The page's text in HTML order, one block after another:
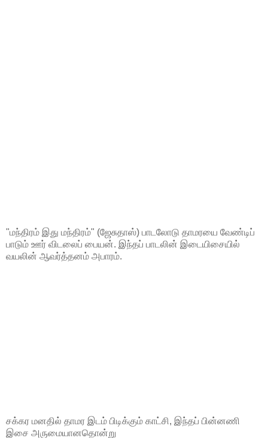
"மந்திரம் இது மந்திரம்" (ஜேசுதாஸ்) பாடலோடு தாமரயை வேண்டிப்
பாடும் ஊர் விடலைப் பையன். இந்தப் பாடலின் இடையிசையில்
வயலின் ஆவர்த்தனம் அபாரம்.
சக்கர மனதில் தாமர இடம் பிடிக்கும் காட்சி, இந்தப் பின்னணி
இசை அருமையானதொன்று